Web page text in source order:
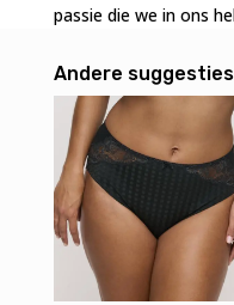
passie die we in ons
Andere